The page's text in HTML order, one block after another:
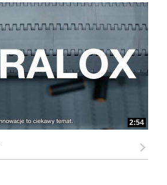
d
e
2:54